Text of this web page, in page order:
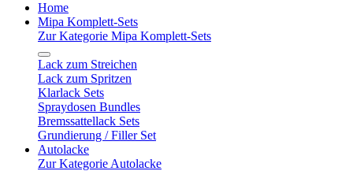
Home
Mipa Komplett-Sets
Zur Kategorie Mipa Komplett-Sets
Lack zum Streichen
Lack zum Spritzen
Klarlack Sets
Spraydosen Bundles
Bremssattellack Sets
Grundierung / Filler Set
Autolacke
Zur Kategorie Autolacke